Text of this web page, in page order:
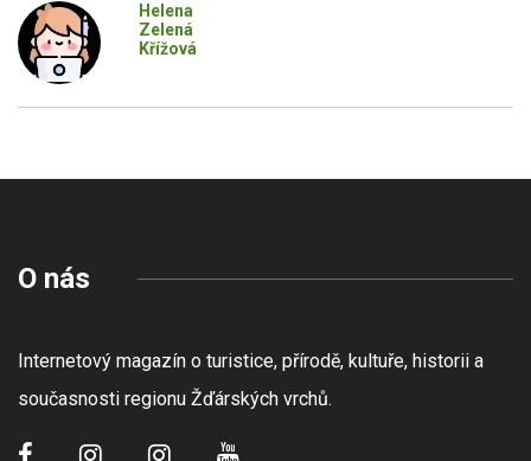
Helena
Zelená
Křížová
O nás
Internetový magazín o turistice, přírodě, kultuře, historii a
současnosti regionu Žďárských vrchů.